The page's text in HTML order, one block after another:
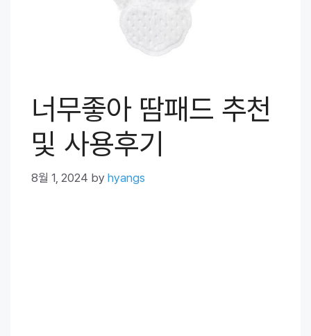
너무좋아 땀패드 추천
및 사용후기
8월 1, 2024 by hyangs